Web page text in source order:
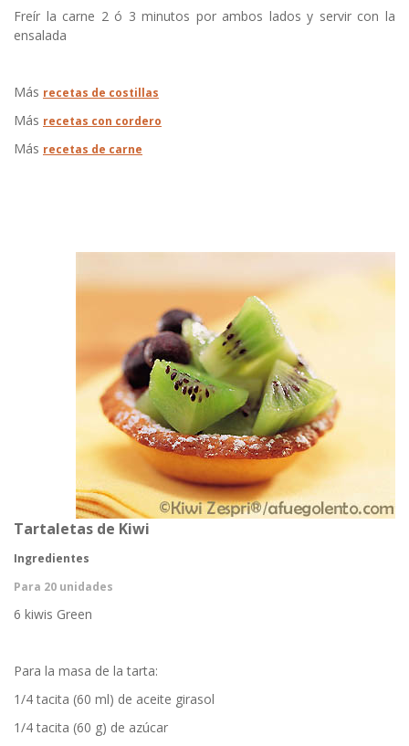
Freír la carne 2 ó 3 minutos por ambos lados y servir con la
ensalada
Más recetas de costillas
Más recetas con cordero
Más recetas de carne
Tartaletas de Kiwi
Ingredientes
Para 20 unidades
6 kiwis Green
Para la masa de la tarta:
1/4 tacita (60 ml) de aceite girasol
1/4 tacita (60 g) de azúcar